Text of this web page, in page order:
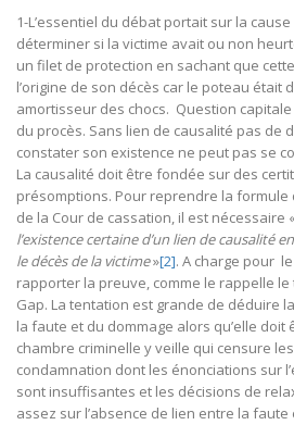
1-L’essentiel du débat portait sur la
déterminer si la victime avait ou non
un filet de protection en sachant que
l’origine de son décès car le poteau était
amortisseur des chocs. Question
du procès. Sans lien de causalité pas de
constater son existence ne peut pas se
La causalité doit être fondée sur des
présomptions. Pour reprendre la formule
de la Cour de cassation, il est nécessaire «
l’existence certaine d’un lien de causalité
le décès de la victime»[2]. A charge pour
rapporter la preuve, comme le rappelle
Gap. La tentation est grande de déduire
la faute et du dommage alors qu’elle doit
chambre criminelle y veille qui censure
condamnation dont les énonciations sur
sont insuffisantes et les décisions de
assez sur l’absence de lien entre la faute